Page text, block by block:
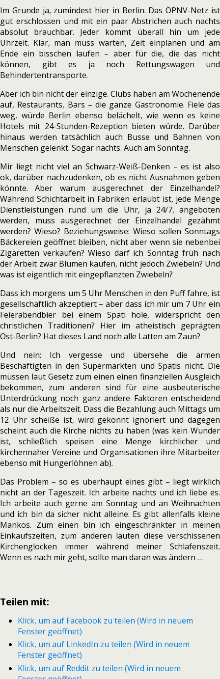
Im Grunde ja, zumindest hier in Berlin. Das ÖPNV-Netz ist
gut erschlossen und mit ein paar Abstrichen auch nachts
absolut brauchbar. Jeder kommt überall hin um jede
Uhrzeit. Klar, man muss warten, Zeit einplanen und am
Ende ein bisschen laufen – aber für die, die das nicht
können, gibt es ja noch Rettungswagen und
Behindertentransporte.
Aber ich bin nicht der einzige. Clubs haben am Wochenende
auf, Restaurants, Bars – die ganze Gastronomie. Fiele das
weg, würde Berlin ebenso belächelt, wie wenn es keine
Hotels mit 24-Stunden-Rezeption bieten würde. Darüber
hinaus werden tatsächlich auch Busse und Bahnen von
Menschen gelenkt. Sogar nachts. Auch am Sonntag.
Mir liegt nicht viel an Schwarz-Weiß-Denken – es ist also
ok, darüber nachzudenken, ob es nicht Ausnahmen geben
könnte. Aber warum ausgerechnet der Einzelhandel?
Während Schichtarbeit in Fabriken erlaubt ist, jede Menge
Dienstleistungen rund um die Uhr, ja 24/7, angeboten
werden, muss ausgerechnet der Einzelhandel gezähmt
werden? Wieso? Beziehungsweise: Wieso sollen Sonntags
Bäckereien geöffnet bleiben, nicht aber wenn sie nebenbei
Zigaretten verkaufen? Wieso darf ich Sonntag früh nach
der Arbeit zwar Blumen kaufen, nicht jedoch Zwiebeln? Und
was ist eigentlich mit eingepflanzten Zwiebeln?
Dass ich morgens um 5 Uhr Menschen in den Puff fahre, ist
gesellschaftlich akzeptiert – aber dass ich mir um 7 Uhr ein
Feierabendbier bei einem Späti hole, widerspricht den
christlichen Traditionen? Hier im atheistisch geprägten
Ost-Berlin? Hat dieses Land noch alle Latten am Zaun?
Und nein: Ich vergesse und übersehe die armen
Beschäftigten in den Supermärkten und Spätis nicht. Die
müssen laut Gesetz zum einen einen finanziellen Ausgleich
bekommen, zum anderen sind für eine ausbeuterische
Unterdrückung noch ganz andere Faktoren entscheidend
als nur die Arbeitszeit. Dass die Bezahlung auch Mittags um
12 Uhr scheiße ist, wird gekonnt ignoriert und dagegen
scheint auch die Kirche nichts zu haben (was kein Wunder
ist, schließlich speisen eine Menge kirchlicher und
kirchennaher Vereine und Organisationen ihre Mitarbeiter
ebenso mit Hungerlöhnen ab).
Das Problem – so es überhaupt eines gibt – liegt wirklich
nicht an der Tageszeit. Ich arbeite nachts und ich liebe es.
Ich arbeite auch gerne am Sonntag und an Weihnachten
und ich bin da sicher nicht alleine. Es gibt allenfalls kleine
Mankos. Zum einen bin ich eingeschränkter in meinen
Einkaufszeiten, zum anderen läuten diese verschissenen
Kirchenglocken immer während meiner Schlafenszeit.
Wenn es nach mir geht, sollte man daran was ändern …
Teilen mit:
Klick, um auf Facebook zu teilen (Wird in neuem
Fenster geöffnet)
Klick, um auf LinkedIn zu teilen (Wird in neuem
Fenster geöffnet)
Klick, um auf Reddit zu teilen (Wird in neuem